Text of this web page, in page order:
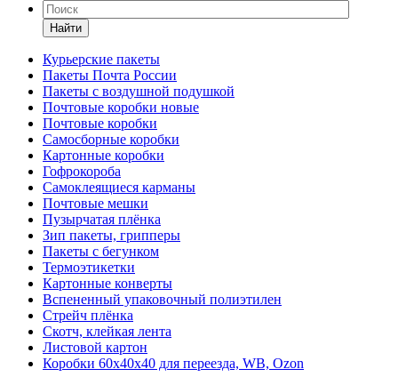
Найти
Курьерские пакеты
Пакеты Почта России
Пакеты с воздушной подушкой
Почтовые коробки новые
Почтовые коробки
Самосборные коробки
Картонные коробки
Гофрокороба
Самоклеящиеся карманы
Почтовые мешки
Пузырчатая плёнка
Зип пакеты, грипперы
Пакеты с бегунком
Термоэтикетки
Картонные конверты
Вспененный упаковочный полиэтилен
Стрейч плёнка
Скотч, клейкая лента
Листовой картон
Коробки 60х40х40 для переезда, WB, Ozon